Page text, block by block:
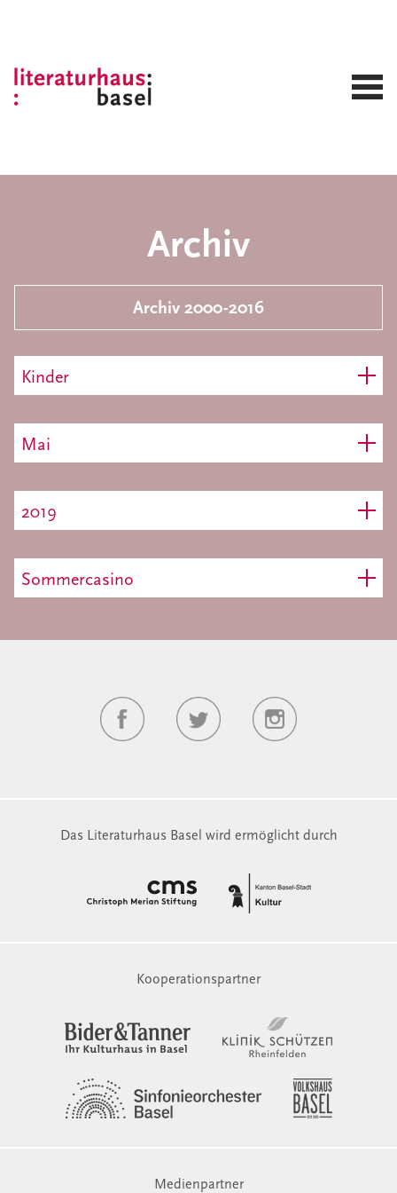
Archiv
Archiv 2000-2016
Kinder
Mai
2019
Sommercasino
Das Literaturhaus Basel wird ermöglicht durch
Kooperationspartner
Medienpartner